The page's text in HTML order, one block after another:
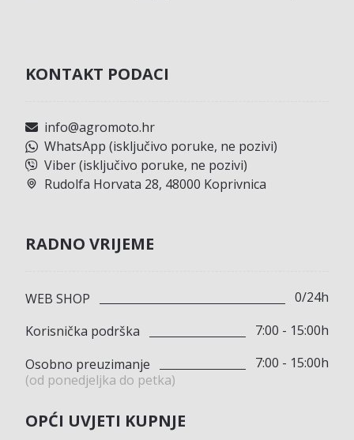
KONTAKT PODACI
info@agromoto.hr
WhatsApp (isključivo poruke, ne pozivi)
Viber (isključivo poruke, ne pozivi)
Rudolfa Horvata 28, 48000 Koprivnica
RADNO VRIJEME
WEB SHOP
0/24h
Korisnička podrška
7:00 - 15:00h
Osobno preuzimanje
(od ponedjeljka do petka)
7:00 - 15:00h
OPĆI UVJETI KUPNJE